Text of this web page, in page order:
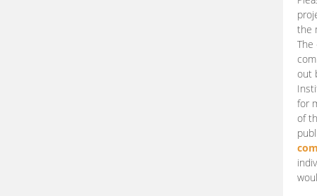
the
The
out
for
of